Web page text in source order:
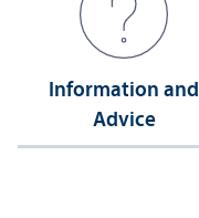
Information and
Advice